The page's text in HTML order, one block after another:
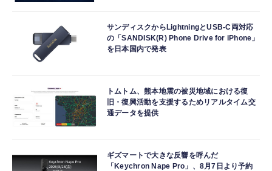
サンディスクからLightningとUSB-C両対応
の「SANDISK(R) Phone Drive for iPhone」
を日本国内で発表
トムトム、熊本地震の被災地域における復
旧・復興活動を支援するためリアルタイム交
通データを提供
ギズマートで大きな反響を呼んだ
「Keychron Nape Pro」、8月7日より予約